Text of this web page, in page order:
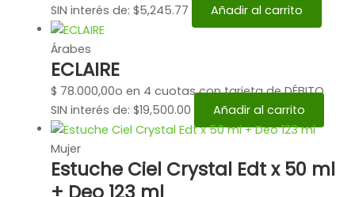
SIN interés de: $5,245.77
Añadir al carrito
Árabes
ECLAIRE
$ 78.000,00o en 4 cuotas con tarjeta de DÉBITO
SIN interés de: $19,500.00
Añadir al carrito
Mujer
Estuche Ciel Crystal Edt x 50 ml